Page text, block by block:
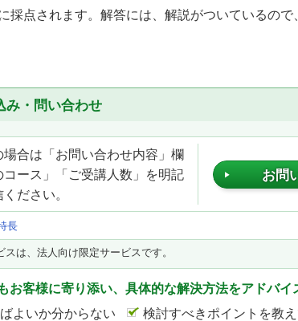
採点されます。解答には、解説がついているので
み・問い合わせ
場合は「お問い合わせ内容」欄
コース」「ご受講人数」を明記
ださい。
お問
長
は、法人向け限定サービスです。
お客様に寄り添い、具体的な解決方法をアドバイ
よいか分からない
検討すべきポイントを教